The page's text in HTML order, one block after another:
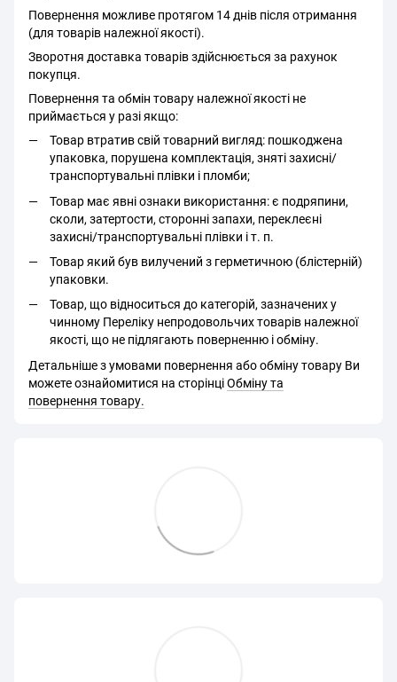
Повернення можливе протягом 14 днів після отримання
(для товарів належної якості).
Зворотня доставка товарів здійснюється за рахунок
покупця.
Повернення та обмін товару належної якості не
приймається у разі якщо:
Товар втратив свій товарний вигляд: пошкоджена
упаковка, порушена комплектація, зняті захисні/
транспортувальні плівки і пломби;
Товар має явні ознаки використання: є подряпини,
сколи, затертости, сторонні запахи, переклеєні
захисні/транспортувальні плівки і т. п.
Товар який був вилучений з герметичною (блістерній)
упаковки.
Товар, що відноситься до категорій, зазначених у
чинному Переліку непродовольчих товарів належної
якості, що не підлягають поверненню і обміну.
Детальніше з умовами повернення або обміну товару Ви
можете ознайомитися на сторінціОбміну та
повернення товару.